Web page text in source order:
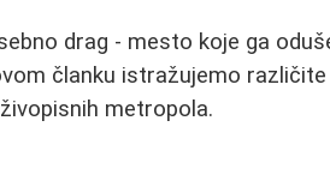
drag - mesto koje ga
članku istražujemo
metropola.